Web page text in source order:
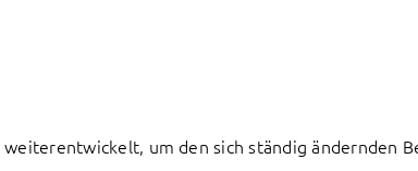
um den sich ständig ändernden